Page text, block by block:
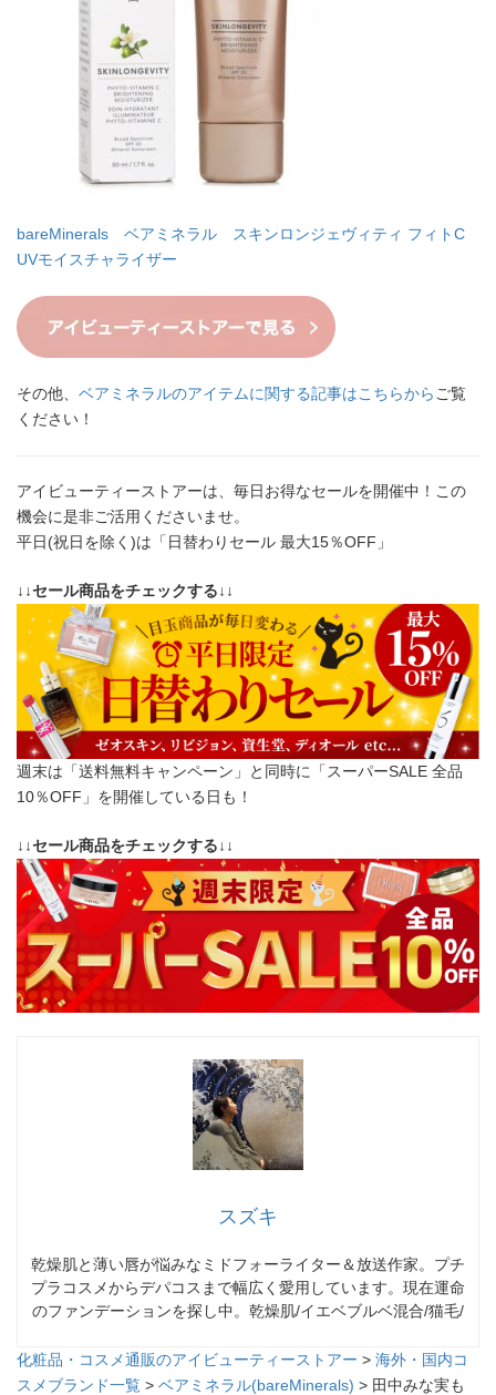
bareMinerals ベアミネラル スキンロンジェヴィティ フィトC
UVモイスチャライザー
その他、 ベアミネラルのアイテムに関する記事はこちらからご覧
ください！
アイビューティーストアーは、毎日お得なセールを開催中！この
機会に是非ご活用くださいませ。
平日(祝日を除く)は「日替わりセール 最大15％OFF」
↓↓セール商品をチェックする↓↓
週末は「送料無料キャンペーン」と同時に「スーパーSALE 全品
10％OFF」を開催している日も！
↓↓セール商品をチェックする↓↓
スズキ
乾燥肌と薄い唇が悩みなミドフォーライター＆放送作家。プチ
プラコスメからデパコスまで幅広く愛用しています。現在運命
のファンデーションを探し中。乾燥肌/イエベブルベ混合/猫毛/
化粧品・コスメ通販のアイビューティーストアー > 海外・国内コ
スメブランド一覧 > ベアミネラル(bareMinerals) > 田中みな実も